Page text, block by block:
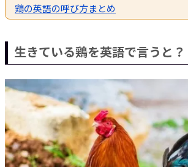
鶏の英語の呼び方まとめ
生きている鶏を英語で言うと？